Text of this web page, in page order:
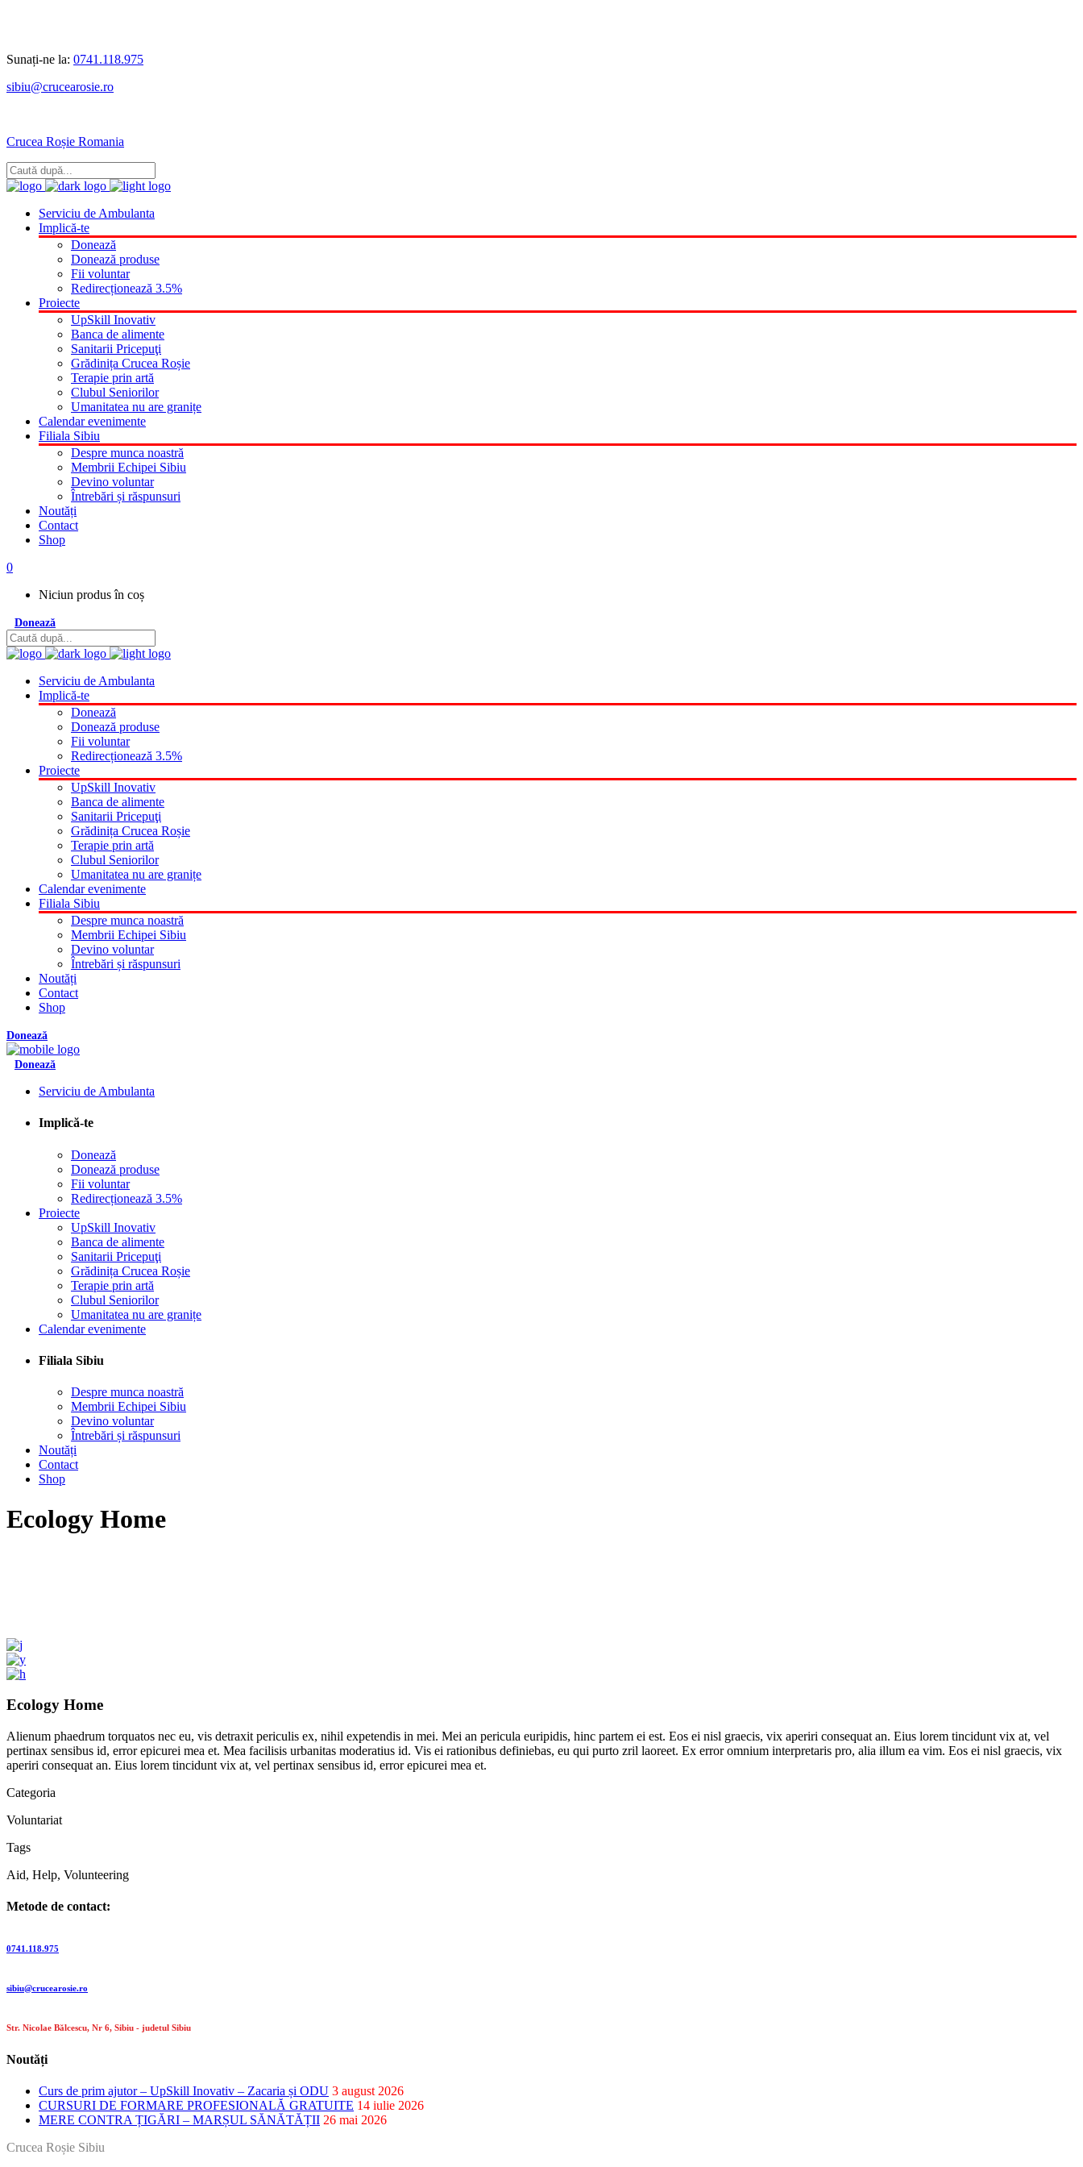
Sunați-ne la: 0741.118.975
sibiu@crucearosie.ro
Crucea Roșie Romania
Serviciu de Ambulanta
Implică-te
Donează
Donează produse
Fii voluntar
Redirecționează 3.5%
Proiecte
UpSkill Inovativ
Banca de alimente
Sanitarii Pricepuţi
Grădinița Crucea Roșie
Terapie prin artă
Clubul Seniorilor
Umanitatea nu are granițe
Calendar evenimente
Filiala Sibiu
Despre munca noastră
Membrii Echipei Sibiu
Devino voluntar
Întrebări și răspunsuri
Noutăți
Contact
Shop
0
Niciun produs în coș
Donează
Serviciu de Ambulanta
Implică-te
Donează
Donează produse
Fii voluntar
Redirecționează 3.5%
Proiecte
UpSkill Inovativ
Banca de alimente
Sanitarii Pricepuţi
Grădinița Crucea Roșie
Terapie prin artă
Clubul Seniorilor
Umanitatea nu are granițe
Calendar evenimente
Filiala Sibiu
Despre munca noastră
Membrii Echipei Sibiu
Devino voluntar
Întrebări și răspunsuri
Noutăți
Contact
Shop
Donează
Donează
Serviciu de Ambulanta
Implică-te
Donează
Donează produse
Fii voluntar
Redirecționează 3.5%
Proiecte
UpSkill Inovativ
Banca de alimente
Sanitarii Pricepuţi
Grădinița Crucea Roșie
Terapie prin artă
Clubul Seniorilor
Umanitatea nu are granițe
Calendar evenimente
Filiala Sibiu
Despre munca noastră
Membrii Echipei Sibiu
Devino voluntar
Întrebări și răspunsuri
Noutăți
Contact
Shop
Ecology Home
Ecology Home
Alienum phaedrum torquatos nec eu, vis detraxit periculis ex, nihil expetendis in mei. Mei an pericula euripidis, hinc partem ei est. Eos ei nisl graecis, vix aperiri consequat an. Eius lorem tincidunt vix at, vel
pertinax sensibus id, error epicurei mea et. Mea facilisis urbanitas moderatius id. Vis ei rationibus definiebas, eu qui purto zril laoreet. Ex error omnium interpretaris pro, alia illum ea vim. Eos ei nisl graecis, vix
aperiri consequat an. Eius lorem tincidunt vix at, vel pertinax sensibus id, error epicurei mea et.
Categoria
Voluntariat
Tags
Aid, Help, Volunteering
Metode de contact:
0741.118.975
sibiu@crucearosie.ro
Str. Nicolae Bălcescu, Nr 6, Sibiu - judetul Sibiu
Noutăți
Curs de prim ajutor – UpSkill Inovativ – Zacaria și ODU 3 august 2026
CURSURI DE FORMARE PROFESIONALĂ GRATUITE 14 iulie 2026
MERE CONTRA ȚIGĂRI – MARȘUL SĂNĂTĂȚII 26 mai 2026
Crucea Roșie Sibiu